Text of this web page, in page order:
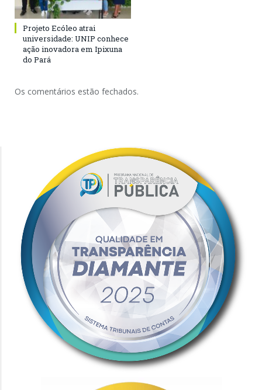
Projeto Ecóleo atrai
universidade: UNIP conhece
ação inovadora em Ipixuna
do Pará
Os comentários estão fechados.